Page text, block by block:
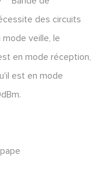
des circuits
veille, le
en mode réception,
est en mode